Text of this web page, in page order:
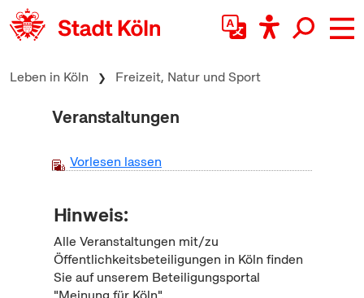
zum Inhalt springen
Leben in Köln Freizeit, Natur und Sport
Veranstaltungen
Vorlesen lassen
Hinweis:
Alle Veranstaltungen mit/zu
Öffentlichkeitsbeteiligungen in Köln finden
Sie auf unserem Beteiligungsportal